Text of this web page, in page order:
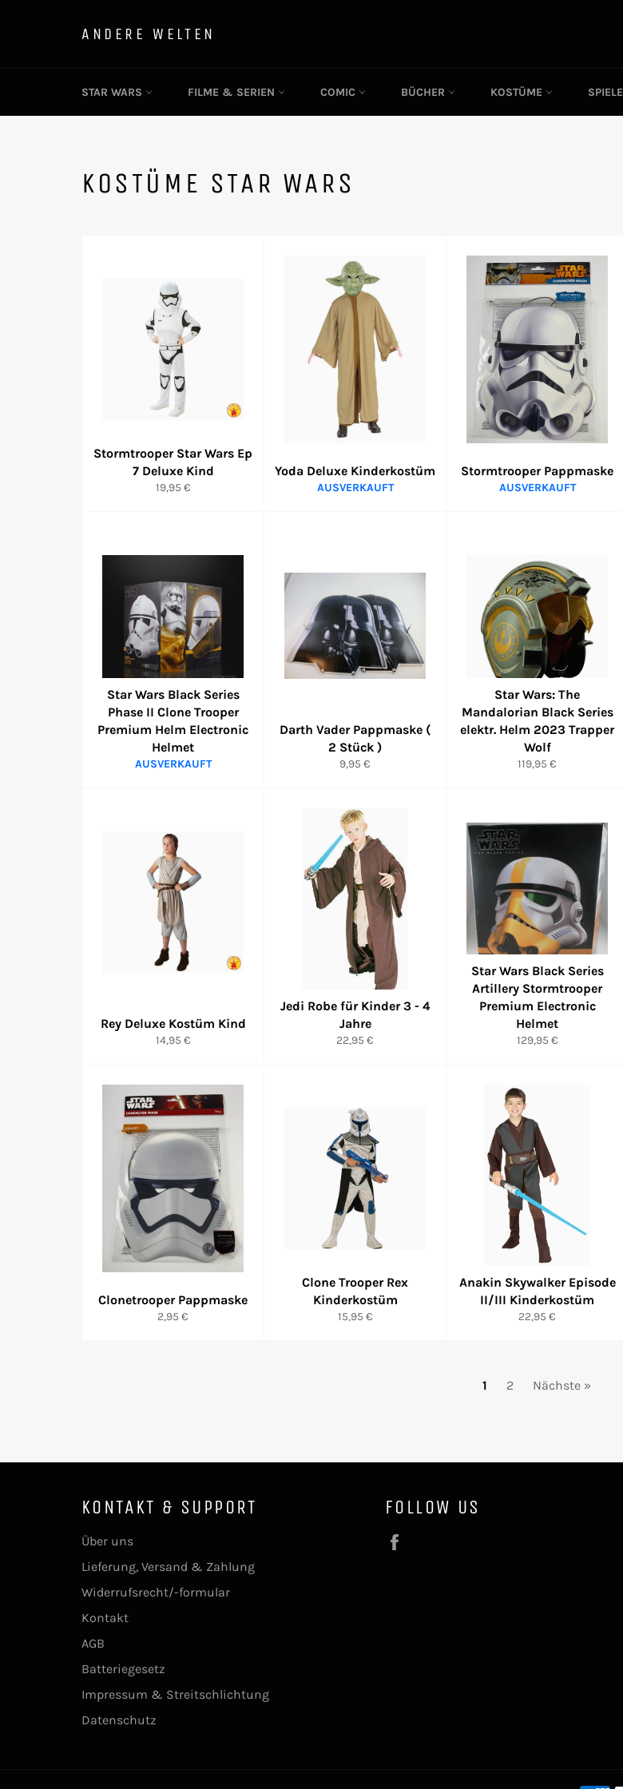
ANDERE WELTEN
STAR WARS FILME & SERIEN COMIC BÜCHER KOSTÜME SPIELE
KOSTÜME STAR WARS
Stormtrooper Star Wars Ep
7 Deluxe Kind
Normaler
19,95 €
Yoda Deluxe Kinderkostüm
AUSVERKAUFT
Stormtrooper Pappmaske
AUSVERKAUFT
Star Wars Black Series
Phase II Clone Trooper
Premium Helm Electronic
Helmet
AUSVERKAUFT
Darth Vader Pappmaske (
2 Stück )
Normaler
9,95 €
Star Wars: The
Mandalorian Black Series
elektr. Helm 2023 Trapper
Wolf
Normaler
119,95 €
Rey Deluxe Kostüm Kind
Normaler
14,95 €
Jedi Robe für Kinder 3 - 4
Jahre
Normaler
22,95 €
Star Wars Black Series
Artillery Stormtrooper
Premium Electronic
Helmet
Normaler
129,95 €
Clonetrooper Pappmaske
Normaler
2,95 €
Clone Trooper Rex
Kinderkostüm
Normaler
15,95 €
Anakin Skywalker Episode
II/III Kinderkostüm
Normaler
22,95 €
1 2 Nächste »
KONTAKT & SUPPORT
Über uns
Lieferung, Versand & Zahlung
Widerrufsrecht/-formular
Kontakt
AGB
Batteriegesetz
Impressum & Streitschlichtung
Datenschutz
FOLLOW US